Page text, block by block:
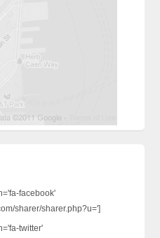
facebook'
sharer/sharer.php?u=']
twitter'